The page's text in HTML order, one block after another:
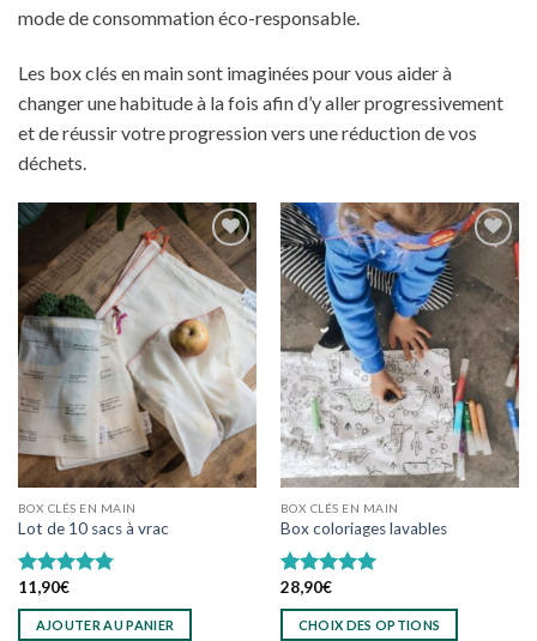
mode de consommation éco-responsable.
Les box clés en main sont imaginées pour vous aider à
changer une habitude à la fois afin d’y aller progressivement
et de réussir votre progression vers une réduction de vos
déchets.
Ajouter
à
wishlist
BOX CLÉS EN MAIN
Lot de 10 sacs à vrac
Note4.86
sur 5
11,90€
AJOUTER AU PANIER
Ajouter
wishlist
BOX CLÉS EN MAIN
Box coloriages lavables
Note5.00
sur 5
28,90€
CHOIX DES OPTIONS